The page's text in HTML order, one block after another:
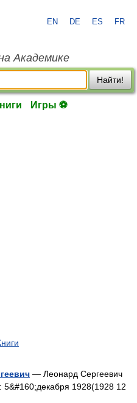
EN DE ES FR
Академике
Найти!
Игры ⚽
— Леонард Сергеевич
1928(1928 12